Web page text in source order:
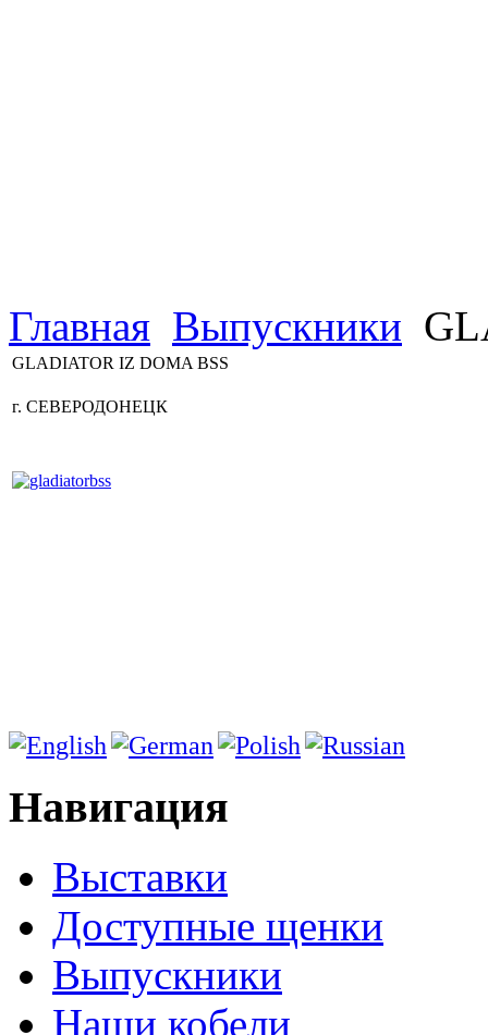
Главная Выпускники
GLADIATOR IZ DOMA BSS
г. СЕВЕРОДОНЕЦК
Навигация
Выставки
Доступные щенки
Выпускники
Наши кобели